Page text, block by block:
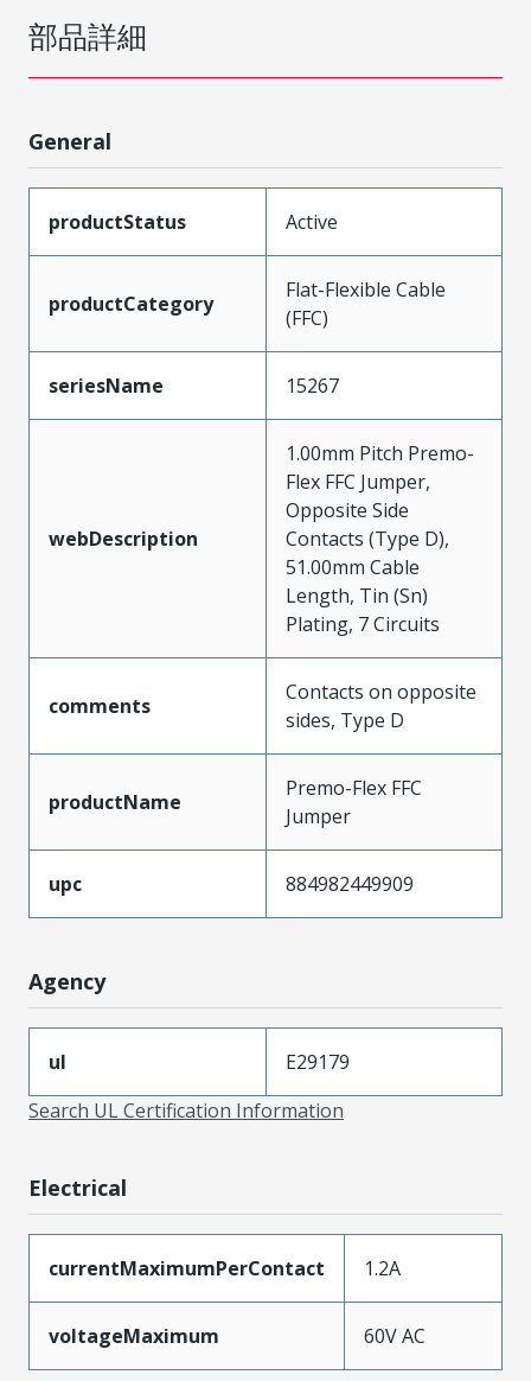
部品詳細
General
productStatus Active
productCategory
Flat-Flexible Cable
(FFC)
seriesName 15267
webDescription
1.00mm Pitch Premo-
Flex FFC Jumper,
Opposite Side
Contacts (Type D),
51.00mm Cable
Length, Tin (Sn)
Plating, 7 Circuits
comments
Contacts on opposite
sides, Type D
productName
Premo-Flex FFC
Jumper
upc 884982449909
Agency
ul
E29179
Search UL Certification Information
Electrical
currentMaximumPerContact 1.2A
voltageMaximum 60V AC